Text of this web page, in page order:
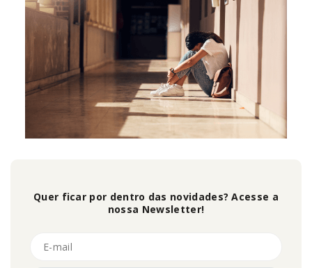
Quer ficar por dentro das novidades? Acesse a
nossa Newsletter!